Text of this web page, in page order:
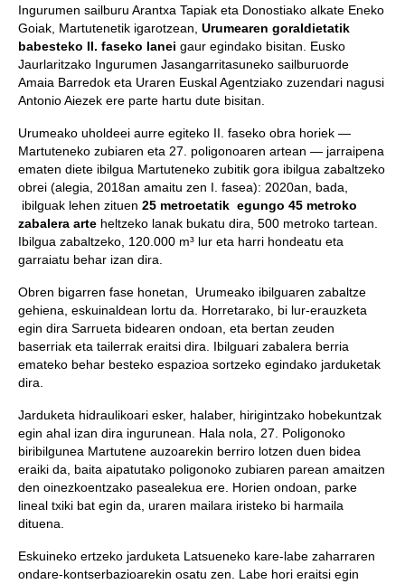
Ingurumen sailburu Arantxa Tapiak eta Donostiako alkate Eneko
Goiak, Martutenetik igarotzean, Urumearen goraldietatik
babesteko II. faseko lanei gaur egindako bisitan. Eusko
Jaurlaritzako Ingurumen Jasangarritasuneko sailburuorde
Amaia Barredok eta Uraren Euskal Agentziako zuzendari nagusi
Antonio Aiezek ere parte hartu dute bisitan.
Urumeako uholdeei aurre egiteko II. faseko obra horiek —
Martuteneko zubiaren eta 27. poligonoaren artean — jarraipena
ematen diete ibilgua Martuteneko zubitik gora ibilgua zabaltzeko
obrei (alegia, 2018an amaitu zen I. fasea): 2020an, bada,
ibilguak lehen zituen 25 metroetatik egungo 45 metroko
zabalera arte heltzeko lanak bukatu dira, 500 metroko tartean.
Ibilgua zabaltzeko, 120.000 m³ lur eta harri hondeatu eta
garraiatu behar izan dira.
Obren bigarren fase honetan, Urumeako ibilguaren zabaltze
gehiena, eskuinaldean lortu da. Horretarako, bi lur-erauzketa
egin dira Sarrueta bidearen ondoan, eta bertan zeuden
baserriak eta tailerrak eraitsi dira. Ibilguari zabalera berria
emateko behar besteko espazioa sortzeko egindako jarduketak
dira.
Jarduketa hidraulikoari esker, halaber, hirigintzako hobekuntzak
egin ahal izan dira ingurunean. Hala nola, 27. Poligonoko
biribilgunea Martutene auzoarekin berriro lotzen duen bidea
eraiki da, baita aipatutako poligonoko zubiaren parean amaitzen
den oinezkoentzako pasealekua ere. Horien ondoan, parke
lineal txiki bat egin da, uraren mailara iristeko bi harmaila
dituena.
Eskuineko ertzeko jarduketa Latsueneko kare-labe zaharraren
ondare-kontserbazioarekin osatu zen. Labe hori eraitsi egin